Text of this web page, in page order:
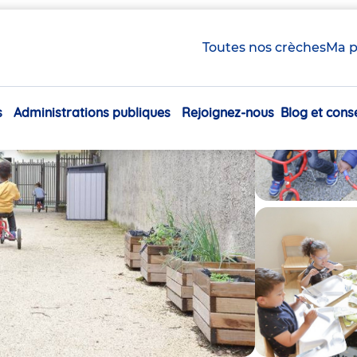
Toutes nos crèchesMa
Navigation
Administrations publiques Rejoignez-nous Blog et